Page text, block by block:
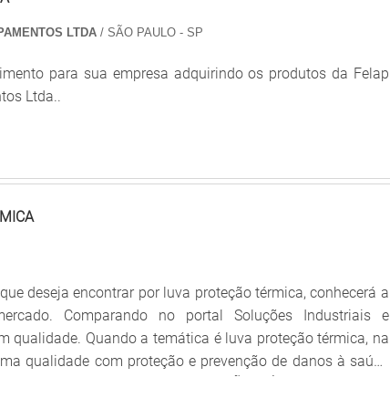
conta com um time de profissionais qualificados para o
em equipamentos modernos, que se ajustam a qualquer
em tudo que faz, o que fecha o ciclo de entrega com
LTDA/ SÃO PAULO - SP
para sua empresa adquirindo os produtos da Felap
Ltda..
deseja encontrar por luva proteção térmica, conhecerá a
Comparando no portal Soluções Industriais e
qualidade. Quando a temática é luva proteção térmica, na
qualidade com proteção e prevenção de danos à saúde
MAIS SOBRE LUVA PROTEÇÃO TÉRMICAHá muitas